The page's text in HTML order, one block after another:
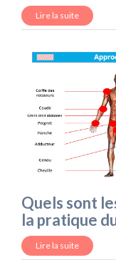
Lire la suite
Quels sont
la pratique
Lire la suite